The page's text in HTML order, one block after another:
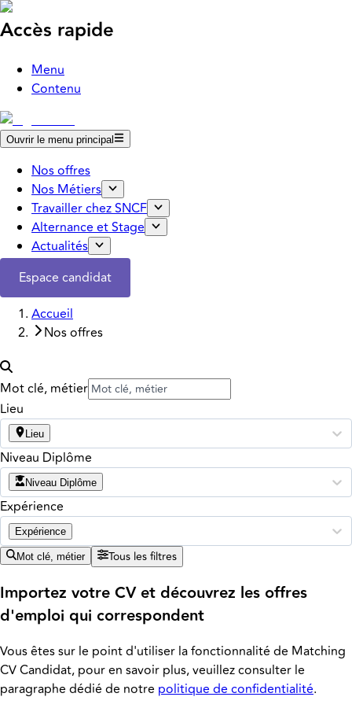
Accès rapide
Menu
Contenu
Ouvrir le menu principal
Nos offres
Nos Métiers
Travailler chez SNCF
Alternance et Stage
Actualités
Espace candidat
Accueil
Nos offres
Mot clé, métier
Lieu
Lieu
Niveau Diplôme
Niveau Diplôme
Expérience
Expérience
Mot clé, métier Tous les filtres
Importez votre CV et découvrez les offres
d'emploi qui correspondent
Vous êtes sur le point d'utiliser la fonctionnalité de Matching
CV Candidat, pour en savoir plus, veuillez consulter le
paragraphe dédié de notre politique de confidentialité.